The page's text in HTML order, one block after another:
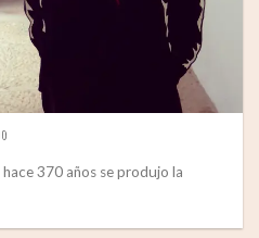
370 años se produjo la